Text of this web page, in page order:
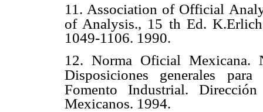
11. Association of Official
of Analysis., 15 th Ed.
1049-1106. 1990.
12. Norma Oficial Mexicana.
Disposiciones generales
Fomento Industrial.
Mexicanos. 1994.